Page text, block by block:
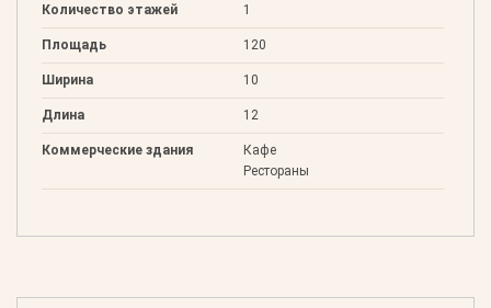
Количество этажей 1
Площадь 120
Ширина 10
Длина 12
Коммерческие здания
Кафе
Рестораны